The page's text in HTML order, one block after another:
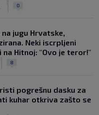
0
jugu Hrvatske,
Neki iscrpljeni
Hitnoj: "Ovo je teror!"
8
pogrešnu dasku za
kuhar otkriva zašto se